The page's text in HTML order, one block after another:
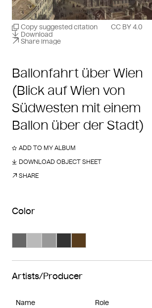
Ballonfahrt über Wien
(Blick auf Wien von
Südwesten mit einem
Ballon über der Stadt)
Copy suggested citation
Download
Share image
CC BY 4.0
ADD TO MY ALBUM
DOWNLOAD OBJECT SHEET
SHARE
Color
Artists/Producer
Name
Role